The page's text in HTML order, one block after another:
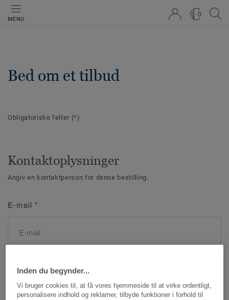
MENU
0
Bed om et tilbud
Obligatoriske felter (*)
Kontaktoplysninger
Angiv en kontaktperson for denne bestilling.
E-mail *
Navn*
Inden du begynder...
Vi bruger cookies til, at få vores hjemmeside til at virke ordentligt,
personalisere indhold og reklamer, tilbyde funktioner i forhold til